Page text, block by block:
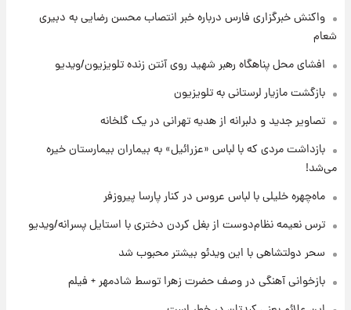
۸ ساعت پیش
۲۲ ساعت پیش
یک پیش ‌بینی مهم برای قیمت دلار، طلا و سکه
شنبه ۱۷ مرداد ۱۴۰۵
تیم را ترک کرد!
تصاویر کمتر دیده‌شده از شهیدان حاجی‌زاده و
واکنش خبرگزاری فارس درباره خبر انتصاب محسن رضایی به دبیری
شعام
افشای محل پناهگاه‌ رهبر شهید روی آنتن زنده تلویزیون/ویدیو
بازگشت مازیار لرستانی به تلویزیون
تصاویر جدید و دلبرانه از هدیه تهرانی در یک گلخانه
بازداشت مردی که با لباس «عزرائیل» به بیماران بیمارستان خیره
می‌شد!
ماه‌چهره خلیلی با لباس عروس در کنار پارسا پیروزفر
ترس نعیمه نظام‌دوست از بغل کردن دختری با استایل پسرانه/ویدیو
سحر دولتشاهی با این ویدئو بیشتر محبوب شد
بازخوانی آهنگی در وصف حضرت زهرا توسط شادمهر + فیلم